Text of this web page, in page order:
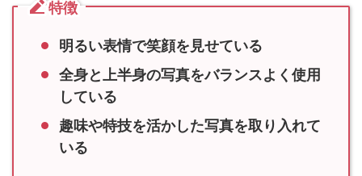
特徴
明るい表情で笑顔を見せている
全身と上半身の写真をバランスよく使用
している
趣味や特技を活かした写真を取り入れて
いる